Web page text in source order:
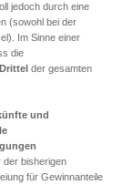
jedoch durch eine
(sowohl bei der
Im Sinne einer
die
der gesamten
und
der bisherigen
für Gewinnanteile